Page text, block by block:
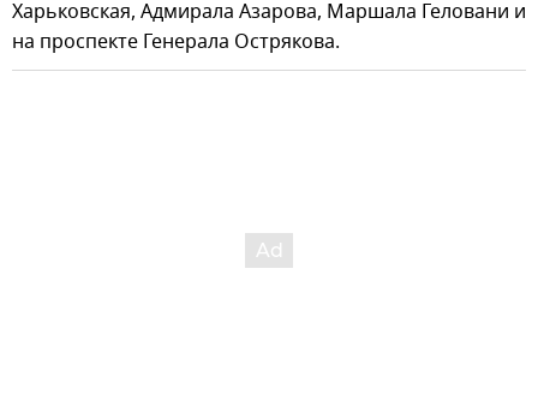
Харьковская, Адмирала Азарова, Маршала Геловани и
на проспекте Генерала Острякова.